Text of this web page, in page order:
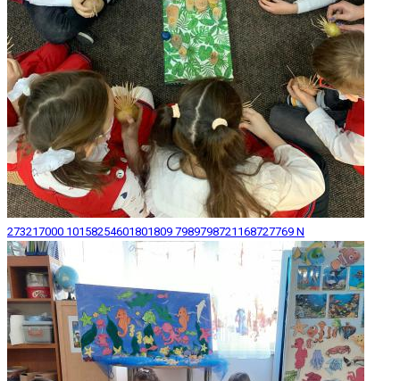
273217000 10158254601801809 7989798721168727769 N